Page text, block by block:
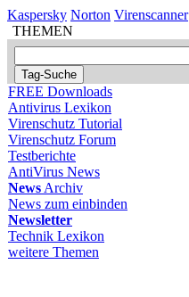
Kaspersky Norton Virenscanner
THEMEN
FREE Downloads
Antivirus Lexikon
Virenschutz Tutorial
Virenschutz Forum
Testberichte
AntiVirus News
News Archiv
News zum einbinden
Newsletter
Technik Lexikon
weitere Themen